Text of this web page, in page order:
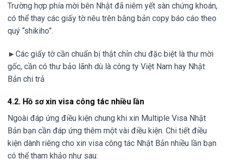
Trường hợp phía mời bên Nhật đã niêm yết sàn chứng khoán,
có thể thay các giấy tờ nêu trên bằng bản copy báo cáo theo
quý “shikiho”.
►Các giấy tờ cần chuẩn bị thật chỉn chu đặc biệt là thư mời
gốc, cần có thư bảo lãnh dù là công ty Việt Nam hay Nhật
Bản chi trả
4.2. Hồ sơ xin visa công tác nhiều lần
Ngoài đáp ứng điều kiện chung khi xin Multiple Visa Nhật
Bản bạn cần đáp ứng thêm một vài điều kiện. Chi tiết điều
kiện dành riêng cho xin visa công tác Nhật Bản nhiều lần bạn
có thể tham khảo như sau: